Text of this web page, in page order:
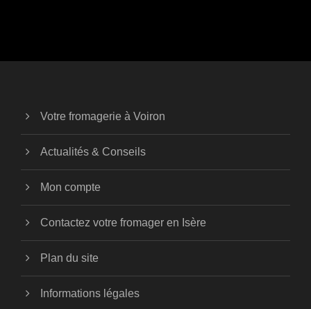
Votre fromagerie à Voiron
Actualités & Conseils
Mon compte
Contactez votre fromager en Isère
Plan du site
Informations légales